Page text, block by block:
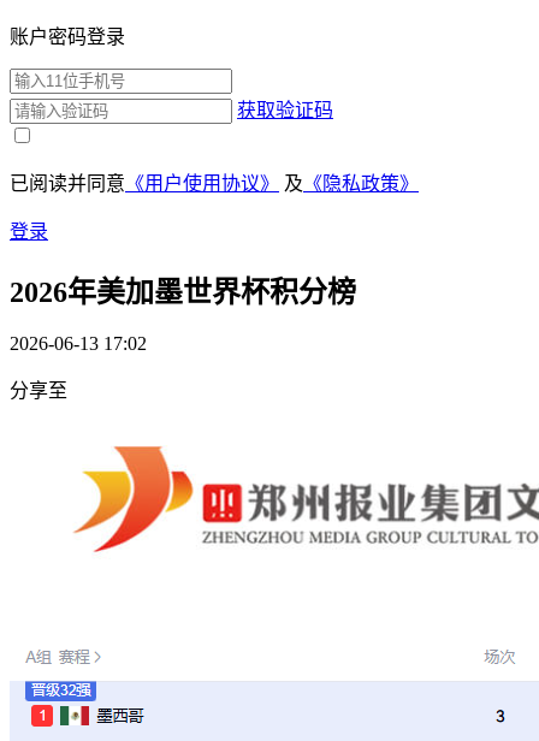
账户密码登录
获取验证码
已阅读并同意 《用户使用协议》 及 《隐私政策》
登录
2026年美加墨世界杯积分榜
2026-06-13 17:02
分享至